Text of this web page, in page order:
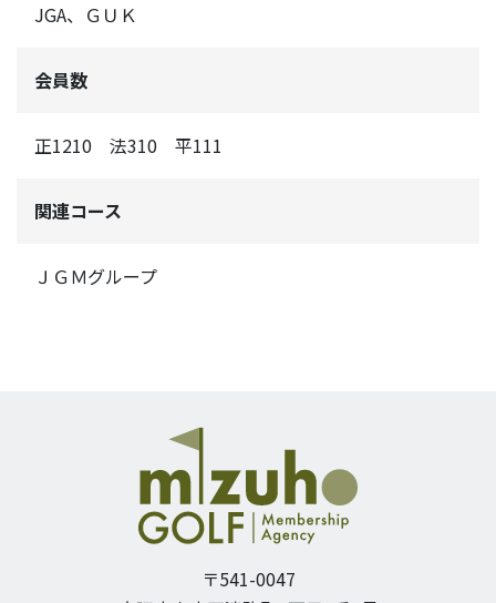
JGA、ＧＵＫ
会員数
正1210 法310 平111
関連コース
ＪＧＭグループ
〒541-0047